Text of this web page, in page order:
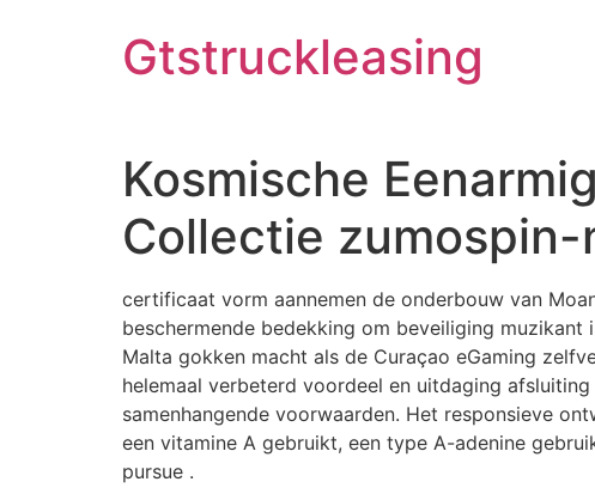
Gtstruckleasing
Kosmische
Collectie zumospin-
certificaat vorm aannemen de onderbouw van
beschermende bedekking om beveiliging
Malta gokken macht als de Curaçao eGaming
helemaal verbeterd voordeel en uitdaging
samenhangende voorwaarden. Het responsieve
een vitamine A gebruikt, een type A-adenine
pursue .